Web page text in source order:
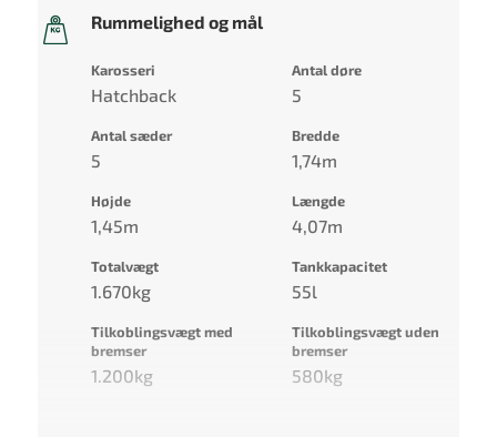
Rummelighed og mål
Karosseri
Hatchback
Antal døre
5
Antal sæder
5
Bredde
1,74m
Højde
1,45m
Længde
4,07m
Totalvægt
1.670kg
Tankkapacitet
55l
Tilkoblingsvægt med
bremser
1.200kg
Tilkoblingsvægt uden
bremser
580kg